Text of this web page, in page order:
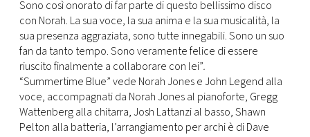
PRINCIPATO
DI
MONACO
RMC
CONSIGLIA
Sono così onorato di far parte di questo bellissimo disco
con Norah. La sua voce, la sua anima e la sua musicalità, la
sua presenza aggraziata, sono tutte innegabili. Sono un suo
fan da tanto tempo. Sono veramente felice di essere
riuscito finalmente a collaborare con lei”.
“Summertime Blue” vede Norah Jones e John Legend alla
voce, accompagnati da Norah Jones al pianoforte, Gregg
Wattenberg alla chitarra, Josh Lattanzi al basso, Shawn
Pelton alla batteria, l’arrangiamento per archi è di Dave